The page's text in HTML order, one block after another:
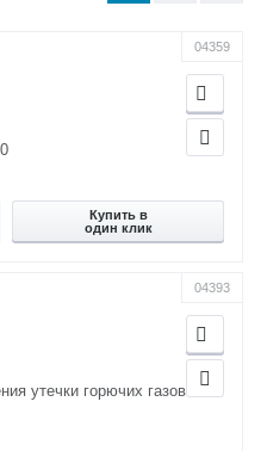
04359
Купить в
один клик
04393
утечки горючих газов